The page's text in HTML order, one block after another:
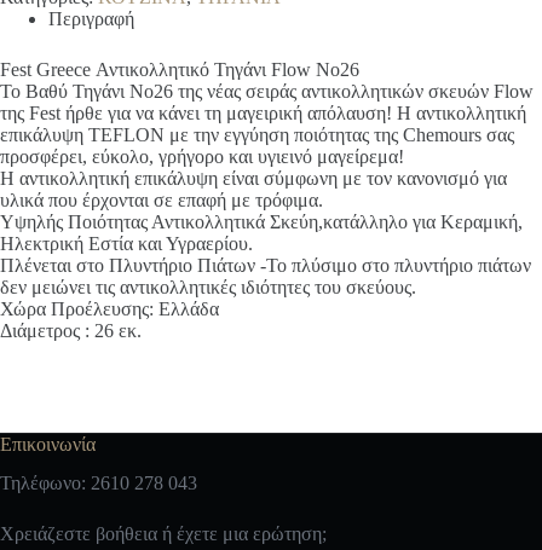
Περιγραφή
Fest Greece Αντικολλητικό Τηγάνι Flow No26
Το Βαθύ Τηγάνι Νο26 της νέας σειράς αντικολλητικών σκευών Flow
της Fest ήρθε για να κάνει τη μαγειρική απόλαυση! Η αντικολλητική
επικάλυψη TEFLON με την εγγύηση ποιότητας της Chemours σας
προσφέρει, εύκολο, γρήγορο και υγιεινό μαγείρεμα!
Η αντικολλητική επικάλυψη είναι σύμφωνη με τον κανονισμό για
υλικά που έρχονται σε επαφή με τρόφιμα.
Υψηλής Ποιότητας Αντικολλητικά Σκεύη,κατάλληλο για Κεραμική,
Ηλεκτρική Εστία και Υγραερίου.
Πλένεται στο Πλυντήριο Πιάτων -Το πλύσιμο στο πλυντήριο πιάτων
δεν μειώνει τις αντικολλητικές ιδιότητες του σκεύους.
Χώρα Προέλευσης: Ελλάδα
Διάμετρος : 26 εκ.
Επικοινωνία
Τηλέφωνο: 2610 278 043
Χρειάζεστε βοήθεια ή έχετε μια ερώτηση;